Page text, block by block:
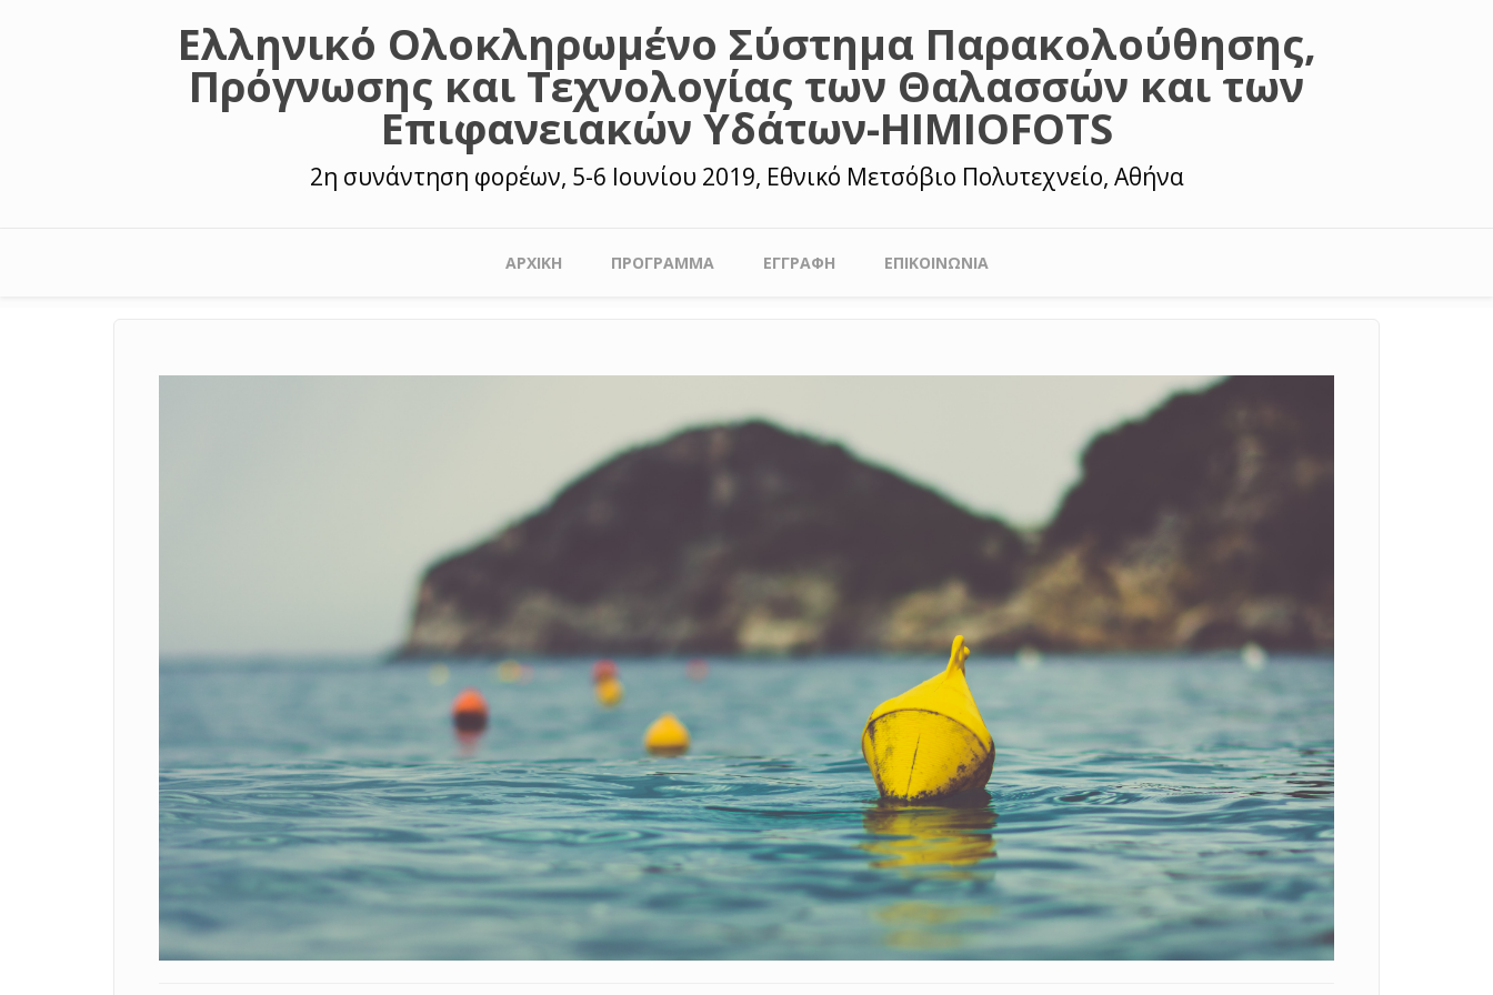
Ελληνικό Ολοκληρωμένο Σύστημα Παρακολούθησης,
Πρόγνωσης και Τεχνολογίας των Θαλασσών και των
Επιφανειακών Υδάτων-HIMIOFOTS
2η συνάντηση φορέων, 5-6 Ιουνίου 2019, Εθνικό Μετσόβιο Πολυτεχνείο, Αθήνα
ΑΡΧΙΚΗ ΠΡΟΓΡΑΜΜΑ ΕΓΓΡΑΦΗ ΕΠΙΚΟΙΝΩΝΙΑ